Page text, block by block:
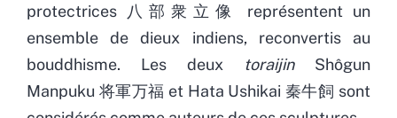
protectrices 八部衆立像 représentent un
ensemble de dieux indiens, reconvertis au
bouddhisme. Les deux toraijinShôgun
Manpuku 将軍万福 et Hata Ushikai 秦牛飼 sont